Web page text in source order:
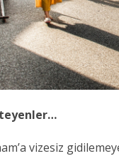
vizesiz